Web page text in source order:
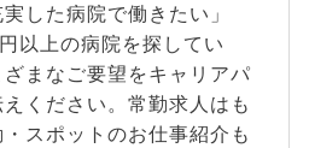
した病院で働きたい」
以上の病院を探してい
まなご要望をキャリアパ
ください。常勤求人はも
スポットのお仕事紹介も